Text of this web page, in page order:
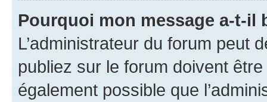
Pourquoi mon message a-t-il
L’administrateur du forum peut
publiez sur le forum doivent
également possible que